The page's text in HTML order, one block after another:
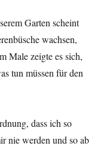
Garten scheint
wachsen,
Male zeigte es sich,
tun müssen für den
dass ich so
nie werden und so ab